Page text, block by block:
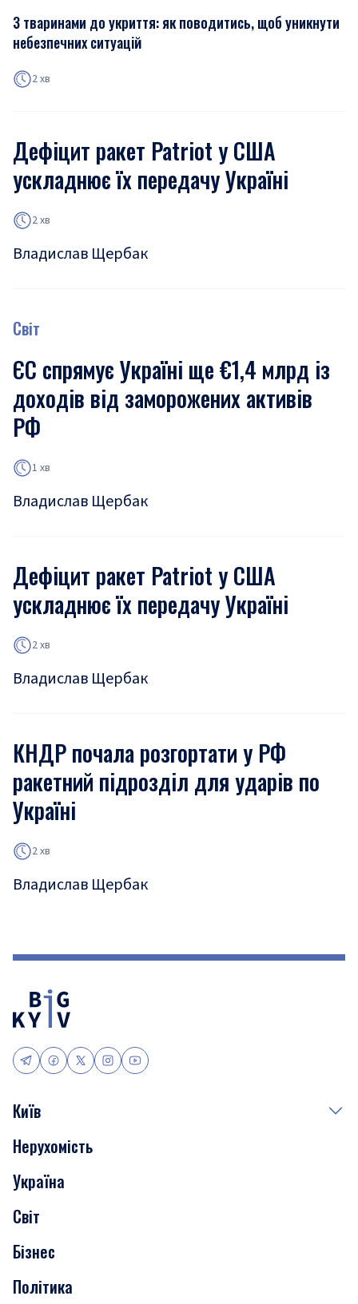
З тваринами до укриття: як поводитись, щоб уникнути
небезпечних ситуацій
2 хв
Дефіцит ракет Patriot у США
ускладнює їх передачу Україні
2 хв
Владислав Щербак
Світ
ЄС спрямує Україні ще €1,4 млрд із
доходів від заморожених активів
РФ
1 хв
Владислав Щербак
Дефіцит ракет Patriot у США
ускладнює їх передачу Україні
2 хв
Владислав Щербак
КНДР почала розгортати у РФ
ракетний підрозділ для ударів по
Україні
2 хв
Владислав Щербак
Київ
Події
Скандали
Нерухомість
Транспорт
Нерухомість
Україна
Світ
Бізнес
Політика